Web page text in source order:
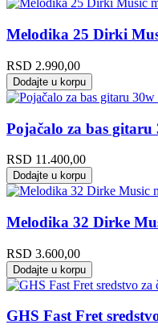
Melodika 25 Dirki
RSD 2.990,00
Dodajte u korpu
Pojačalo za bas
RSD 11.400,00
Dodajte u korpu
Melodika 32 Dirke
RSD 3.600,00
Dodajte u korpu
GHS Fast Fret